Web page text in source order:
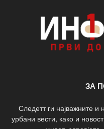
ЗА
Следетт ги најважните и
урбани вести, како и